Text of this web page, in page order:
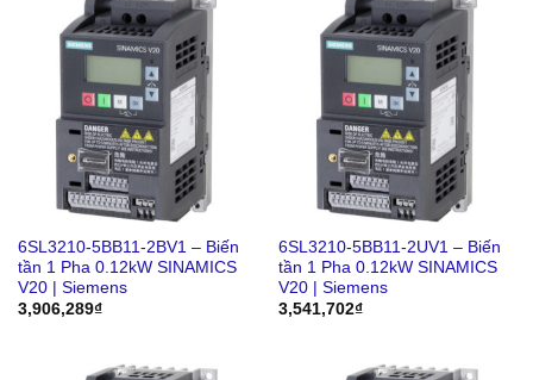
6SL3210-5BB11-2BV1 – Biến
tần 1 Pha 0.12kW SINAMICS
V20 | Siemens
3,906,289₫
6SL3210-5BB11-2UV1 – Biến
tần 1 Pha 0.12kW SINAMICS
V20 | Siemens
3,541,702₫